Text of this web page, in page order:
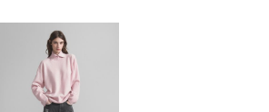
переду
от